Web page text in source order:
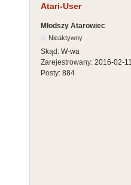
Atari-User
Młodszy Atarowiec
Nieaktywny
Skąd: W-wa
Zarejestrowany: 2016-02-11
Posty: 884